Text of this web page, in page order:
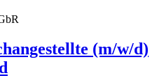
(m/w/d)